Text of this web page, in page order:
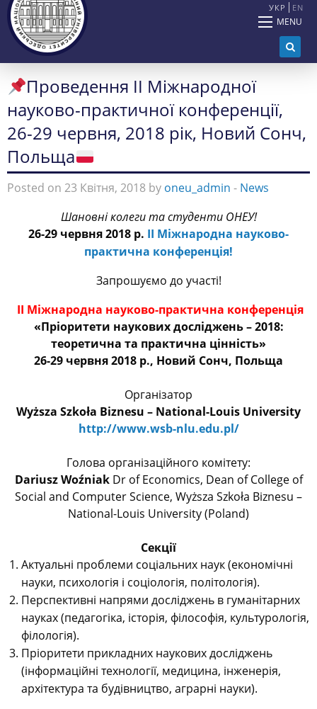
УКР EN
MENU
Проведення ІІ Міжнародної
науково-практичної конференції,
26-29 червня, 2018 рік, Новий Сонч,
Польща
Posted on 23 Квітня, 2018 by oneu_admin - News
Шановні колеги та студенти ОНЕУ!
26-29 червня 2018 р. ІІ Міжнародна науково-
практична конференція!
Запрошуємо до участі!
ІІ Міжнародна науково-практична конференція
«Пріоритети наукових досліджень – 2018:
теоретична та практична цінність»
26-29 червня 2018 р., Новий Сонч, Польща
Організатор
Wyższa Szkoła Biznesu – National-Louis University
http://www.wsb-nlu.edu.pl/
Голова організаційного комітету:
Dariusz Woźniak Dr of Economics, Dean of College of
Social and Computer Science, Wyższa Szkoła Biznesu –
National-Louis University (Poland)
Секції
Актуальні проблеми соціальних наук (економічні
науки, психологія і соціологія, політологія).
Перспективні напрями досліджень в гуманітарних
науках (педагогіка, історія, філософія, культурологія,
філологія).
Пріоритети прикладних наукових досліджень
(інформаційні технології, медицина, інженерія,
архітектура та будівництво, аграрні науки).